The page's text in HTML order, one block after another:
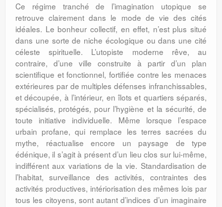
Ce régime tranché de l’imagination utopique se
retrouve clairement dans le mode de vie des cités
idéales. Le bonheur collectif, en effet, n’est plus situé
dans une sorte de niche écologique ou dans une cité
céleste spirituelle. L’utopiste moderne rêve, au
contraire, d’une ville construite à partir d’un plan
scientifique et fonctionnel, fortifiée contre les menaces
extérieures par de multiples défenses infranchissables,
et découpée, à l’intérieur, en îlots et quartiers séparés,
spécialisés, protégés, pour l’hygiène et la sécurité, de
toute initiative individuelle. Même lorsque l’espace
urbain profane, qui remplace les terres sacrées du
mythe, réactualise encore un paysage de type
édénique, il s’agit à présent d’un lieu clos sur lui-même,
indifférent aux variations de la vie. Standardisation de
l’habitat, surveillance des activités, contraintes des
activités productives, intériorisation des mêmes lois par
tous les citoyens, sont autant d’indices d’un imaginaire